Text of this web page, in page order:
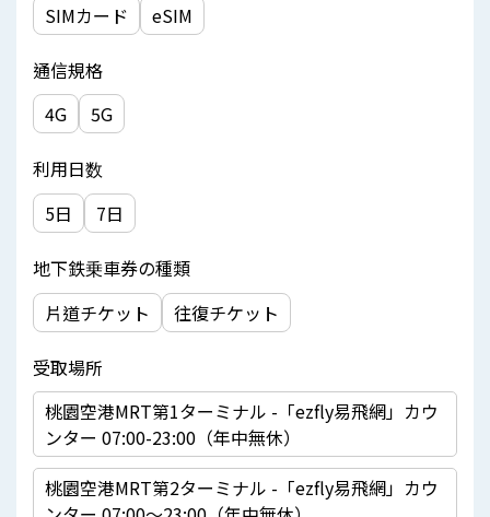
SIMカード
eSIM
通信規格
4G
5G
利用日数
5日
7日
地下鉄乗車券の種類
片道チケット
往復チケット
受取場所
桃園空港MRT第1ターミナル -「ezfly易飛網」カウ
ンター 07:00-23:00（年中無休）
桃園空港MRT第2ターミナル -「ezfly易飛網」カウ